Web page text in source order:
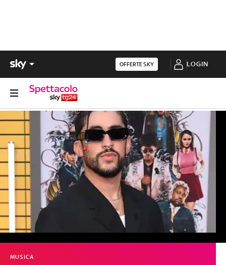
OFFERTE SKY LOGIN
MUSICA